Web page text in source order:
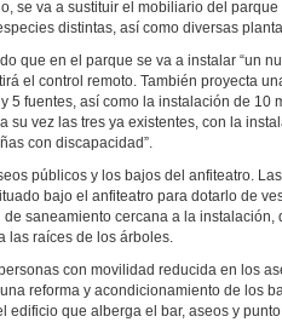
se va a sustituir el mobiliario del parque
distintas, así como diversas
que en el parque se va a instalar “un
el control remoto. También proyecta
fuentes, así como la instalación de 10
su vez las tres ya existentes, con la
con discapacidad”.
públicos y los bajos del anfiteatro.
bajo el anfiteatro para dotarlo de
saneamiento cercana a la instalación,
las raíces de los árboles.
con movilidad reducida en los
reforma y acondicionamiento de los
edificio que alberga el bar, aseos y